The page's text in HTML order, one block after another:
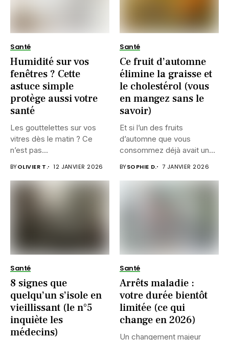
Santé
Humidité sur vos
fenêtres ? Cette
astuce simple
protège aussi votre
santé
Les gouttelettes sur vos
vitres dès le matin ? Ce
n’est pas...
BYOLIVIER T. 12 JANVIER 2026
Santé
Ce fruit d’automne
élimine la graisse et
le cholestérol (vous
en mangez sans le
savoir)
Et si l’un des fruits
d’automne que vous
consommez déjà avait un...
BYSOPHIE D. 7 JANVIER 2026
Santé
8 signes que
quelqu’un s’isole en
vieillissant (le n°5
inquiète les
médecins)
Santé
Arrêts maladie :
votre durée bientôt
limitée (ce qui
change en 2026)
Un changement majeur